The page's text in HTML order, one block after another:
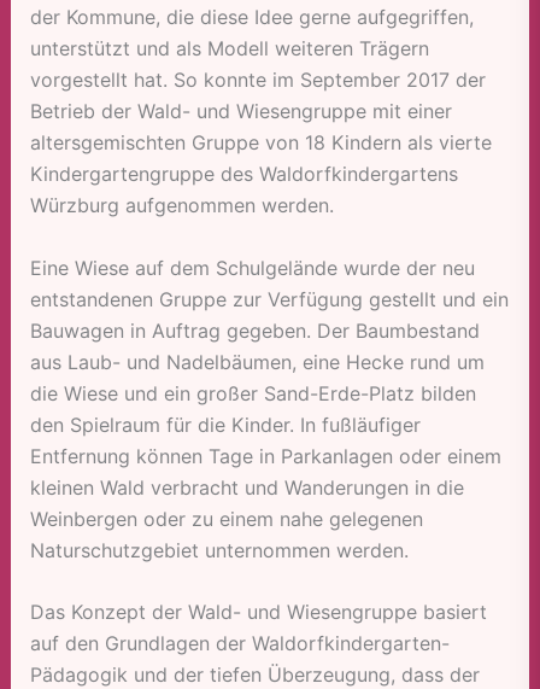
der Kommune, die diese Idee gerne aufgegriffen,
unterstützt und als Modell weiteren Trägern
vorgestellt hat. So konnte im September 2017 der
Betrieb der Wald- und Wiesengruppe mit einer
altersgemischten Gruppe von 18 Kindern als vierte
Kindergartengruppe des Waldorfkindergartens
Würzburg aufgenommen werden.
Eine Wiese auf dem Schulgelände wurde der neu
entstandenen Gruppe zur Verfügung gestellt und ein
Bauwagen in Auftrag gegeben. Der Baumbestand
aus Laub- und Nadelbäumen, eine Hecke rund um
die Wiese und ein großer Sand-Erde-Platz bilden
den Spielraum für die Kinder. In fußläufiger
Entfernung können Tage in Parkanlagen oder einem
kleinen Wald verbracht und Wanderungen in die
Weinbergen oder zu einem nahe gelegenen
Naturschutzgebiet unternommen werden.
Das Konzept der Wald- und Wiesengruppe basiert
auf den Grundlagen der Waldorfkindergarten-
Pädagogik und der tiefen Überzeugung, dass der